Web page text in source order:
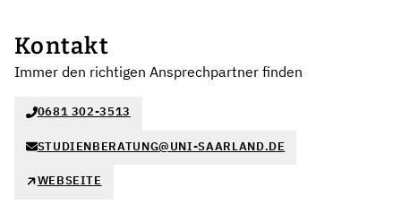
Kontakt
Immer den richtigen Ansprechpartner finden
0681 302-3513
STUDIENBERATUNG@UNI-SAARLAND.DE
WEBSEITE